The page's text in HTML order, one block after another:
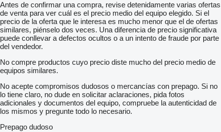
Antes de confirmar una compra, revise detenidamente varias ofertas
de venta para ver cuál es el precio medio del equipo elegido. Si el
precio de la oferta que le interesa es mucho menor que el de ofertas
similares, piénselo dos veces. Una diferencia de precio significativa
puede conllevar a defectos ocultos o a un intento de fraude por parte
del vendedor.
No compre productos cuyo precio diste mucho del precio medio de
equipos similares.
No acepte compromisos dudosos o mercancías con prepago. Si no
lo tiene claro, no dude en solicitar aclaraciones, pida fotos
adicionales y documentos del equipo, compruebe la autenticidad de
los mismos y pregunte todo lo necesario.
Prepago dudoso